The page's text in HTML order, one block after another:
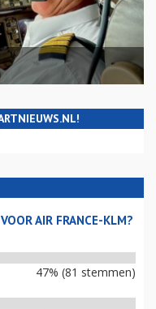
AIR FRANCE-KLM?
47% (81 stemmen)